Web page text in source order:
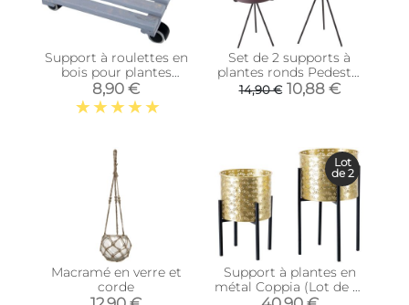
Support à roulettes en
bois pour plantes
d'intérieur (Carré -
Gris)
8,90 €
Set de 2 supports à
plantes ronds Pedestal
(Violet)
14,90 € 10,88 €
Macramé en verre et
corde
Support à plantes en
métal Coppia (Lot de 2)
(Modèle 4)
Lot
de 2